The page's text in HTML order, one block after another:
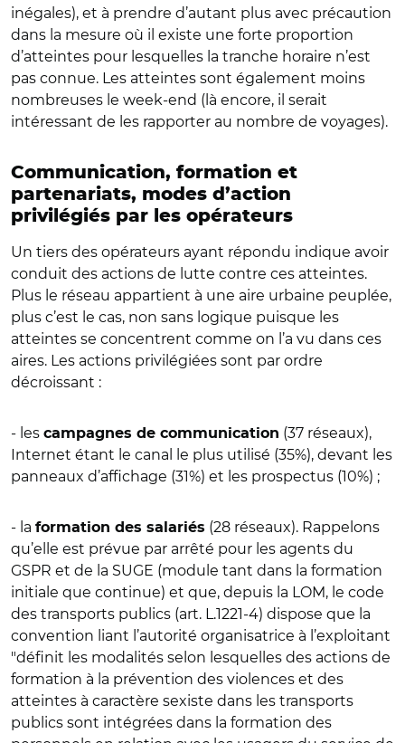
inégales), et à prendre d’autant plus avec précaution
dans la mesure où il existe une forte proportion
d’atteintes pour lesquelles la tranche horaire n’est
pas connue. Les atteintes sont également moins
nombreuses le week-end (là encore, il serait
intéressant de les rapporter au nombre de voyages).
Communication, formation et
partenariats, modes d’action
privilégiés par les opérateurs
Un tiers des opérateurs ayant répondu indique avoir
conduit des actions de lutte contre ces atteintes.
Plus le réseau appartient à une aire urbaine peuplée,
plus c’est le cas, non sans logique puisque les
atteintes se concentrent comme on l’a vu dans ces
aires. Les actions privilégiées sont par ordre
décroissant :
- les campagnes de communication (37 réseaux),
Internet étant le canal le plus utilisé (35%), devant les
panneaux d’affichage (31%) et les prospectus (10%) ;
- la formation des salariés (28 réseaux). Rappelons
qu’elle est prévue par arrêté pour les agents du
GSPR et de la SUGE (module tant dans la formation
initiale que continue) et que, depuis la LOM, le code
des transports publics (art. L.1221-4) dispose que la
convention liant l’autorité organisatrice à l’exploitant
"définit les modalités selon lesquelles des actions de
formation à la prévention des violences et des
atteintes à caractère sexiste dans les transports
publics sont intégrées dans la formation des